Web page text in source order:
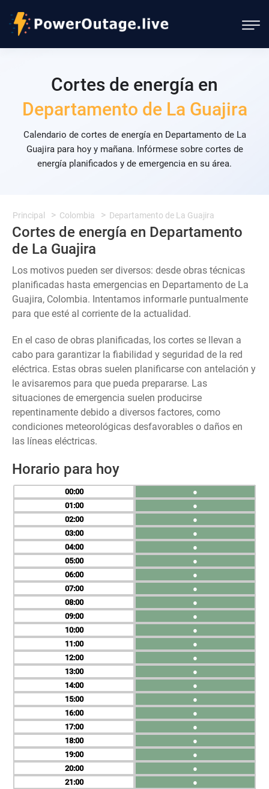
Cortes de energía en
Departamento de La Guajira
Calendario de cortes de energía en Departamento de La
Guajira para hoy y mañana. Infórmese sobre cortes de
energía planificados y de emergencia en su área.
Principal Colombia Departamento de La Guajira
Cortes de energía en Departamento
de La Guajira
Los motivos pueden ser diversos: desde obras técnicas
planificadas hasta emergencias en Departamento de La
Guajira, Colombia. Intentamos informarle puntualmente
para que esté al corriente de la actualidad.
En el caso de obras planificadas, los cortes se llevan a
cabo para garantizar la fiabilidad y seguridad de la red
eléctrica. Estas obras suelen planificarse con antelación y
le avisaremos para que pueda prepararse. Las
situaciones de emergencia suelen producirse
repentinamente debido a diversos factores, como
condiciones meteorológicas desfavorables o daños en
las líneas eléctricas.
Horario para hoy
00
01
02
03
04
05
06
07
08
09
10
11
12
13
14
15
16
17
18
19
20
21
●
●
●
●
●
●
●
●
●
●
●
●
●
●
●
●
●
●
●
●
●
●